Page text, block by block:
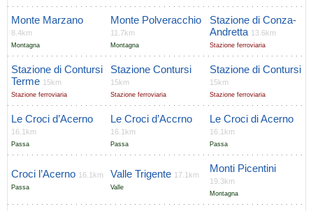
Monte Marzano
8.4km
Montagna
Monte Polveracchio
11.7km
Montagna
Stazione di Conza-
Andretta 13.6km
Stazione ferroviaria
Stazione di Contursi
Terme 15km
Stazione ferroviaria
Stazione Contursi
15km
Stazione ferroviaria
Stazione di Contursi
15km
Stazione ferroviaria
Le Croci d’Acerno
16.1km
Passa
Le Croci d’Accrno
16.1km
Passa
Le Croci di Acerno
16.1km
Passa
Croci l’Acerno 16.1km
Passa
Valle Trigente 17.1km
Valle
Monti Picentini
19.3km
Montagna